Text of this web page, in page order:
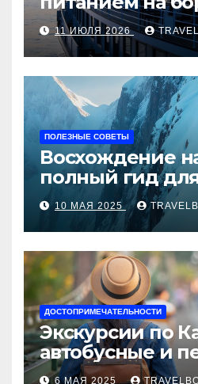
теплохода
11 ИЮЛЯ 2026
ПОЛЕЗНЫЕ СОВЕТЫ
Восхождение
полный гид
покорителя
вершины
10 МАЯ 2025
ДОСТОПРИМЕЧАТЕЛЬНОСТИ
Экскурсии по
автобусные и
туры от
6 МАЯ 2025